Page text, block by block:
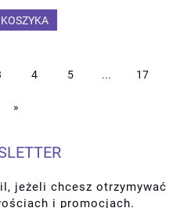
4 5 ... 17
»
jeżeli chcesz otrzymywać
i promocjach.